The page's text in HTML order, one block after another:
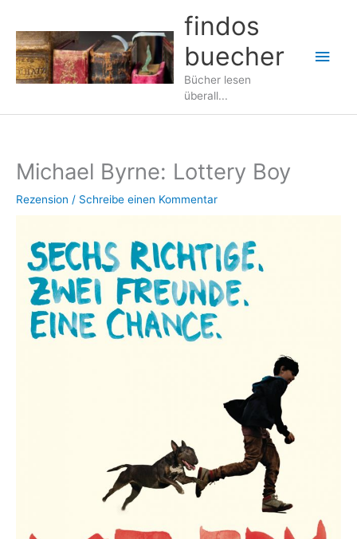
Inhalt
springen
findos
buecher
Bücher lesen
überall...
Michael Byrne: Lottery Boy
Rezension / Schreibe einen Kommentar